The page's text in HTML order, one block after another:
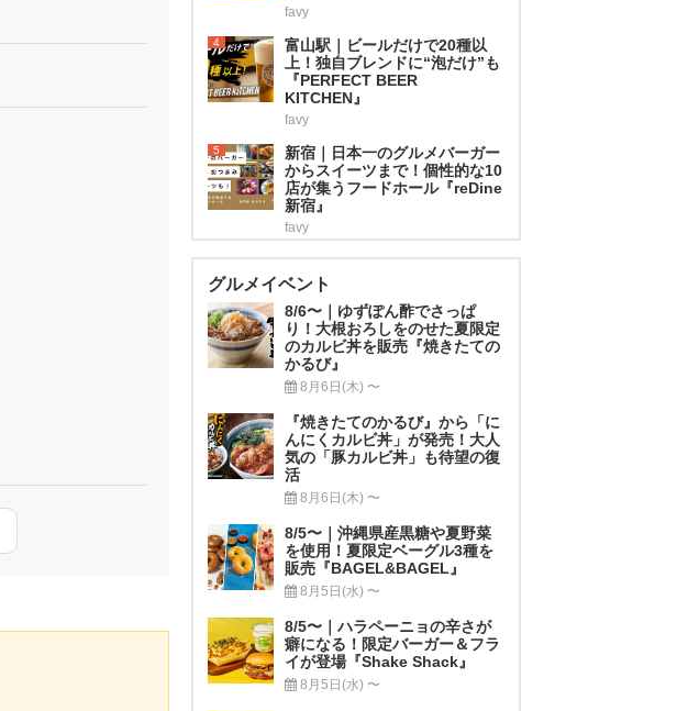
favy
4
富山駅｜ビールだけで20種以
上！独自ブレンドに“泡だけ”も
『PERFECT BEER
KITCHEN』
favy
5
新宿｜日本一のグルメバーガー
からスイーツまで！個性的な10
店が集うフードホール『reDine
新宿』
favy
グルメイベント
8/6〜｜ゆずぽん酢でさっぱ
り！大根おろしをのせた夏限定
のカルビ丼を販売『焼きたての
かるび』
8月6日(木) 〜
『焼きたてのかるび』から「に
んにくカルビ丼」が発売！大人
気の「豚カルビ丼」も待望の復
活
8月6日(木) 〜
8/5〜｜沖縄県産黒糖や夏野菜
を使用！夏限定ベーグル3種を
販売『BAGEL&BAGEL』
8月5日(水) 〜
8/5〜｜ハラペーニョの辛さが
癖になる！限定バーガー＆フラ
イが登場『Shake Shack』
8月5日(水) 〜